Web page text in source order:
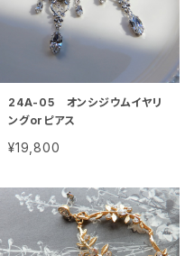
24A-05 オンシジウムイヤリ
ングorピアス
¥19,800